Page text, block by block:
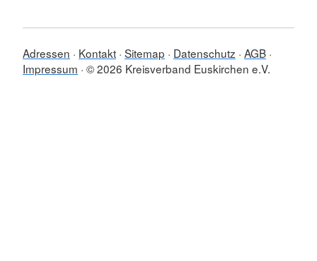
Adressen Kontakt Sitemap Datenschutz AGB
Impressum © 2026 Kreisverband Euskirchen e.V.